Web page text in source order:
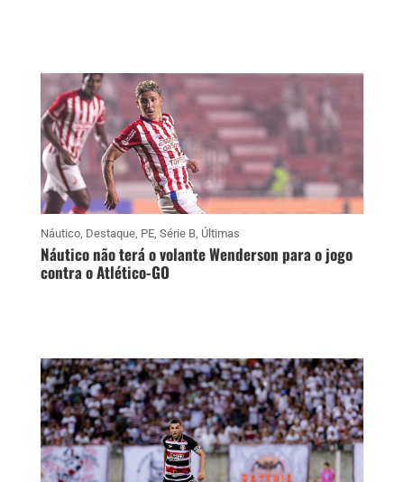
Náutico, Destaque, PE, Série B, Últimas
Náutico não terá o volante Wenderson para o jogo
contra o Atlético-GO